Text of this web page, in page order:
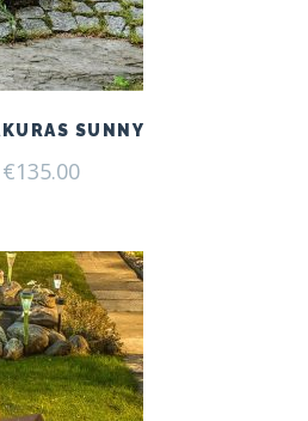
SUNNY
€135.00